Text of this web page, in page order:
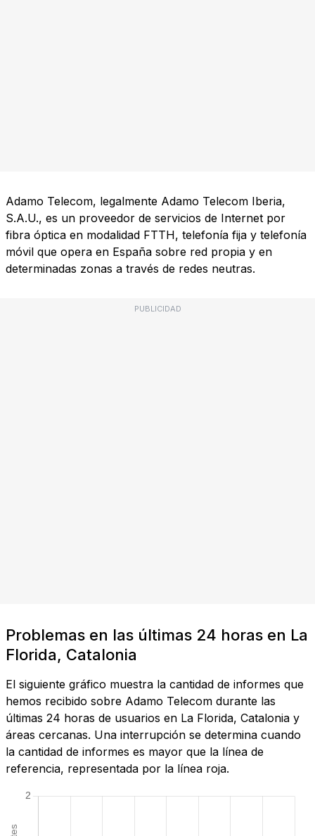
Adamo Telecom, legalmente Adamo Telecom Iberia,
S.A.U., es un proveedor de servicios de Internet por
fibra óptica en modalidad FTTH, telefonía fija y telefonía
móvil que opera en España sobre red propia y en
determinadas zonas a través de redes neutras.
PUBLICIDAD
Problemas en las últimas 24 horas en La
Florida, Catalonia
El siguiente gráfico muestra la cantidad de informes que
hemos recibido sobre Adamo Telecom durante las
últimas 24 horas de usuarios en La Florida, Catalonia y
áreas cercanas. Una interrupción se determina cuando
la cantidad de informes es mayor que la línea de
referencia, representada por la línea roja.